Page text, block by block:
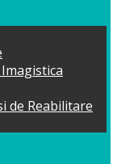
de Reabilitare